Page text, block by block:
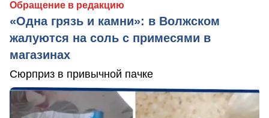
Обращение в редакцию
«Одна грязь и камни»: в Волжском
жалуются на соль с примесями в
магазинах
Сюрприз в привычной пачке